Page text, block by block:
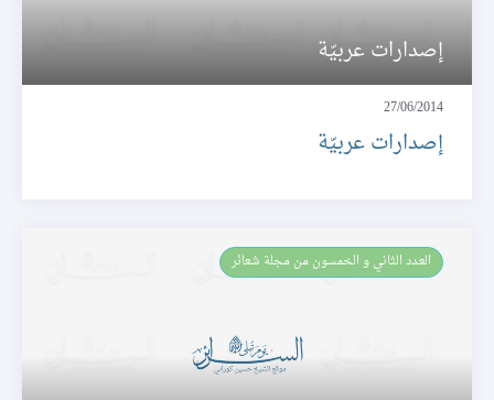
إصدارات عربيّة
27/06/2014
إصدارات عربيّة
العـدد الثاني و الخمسون من مجلة شعائر